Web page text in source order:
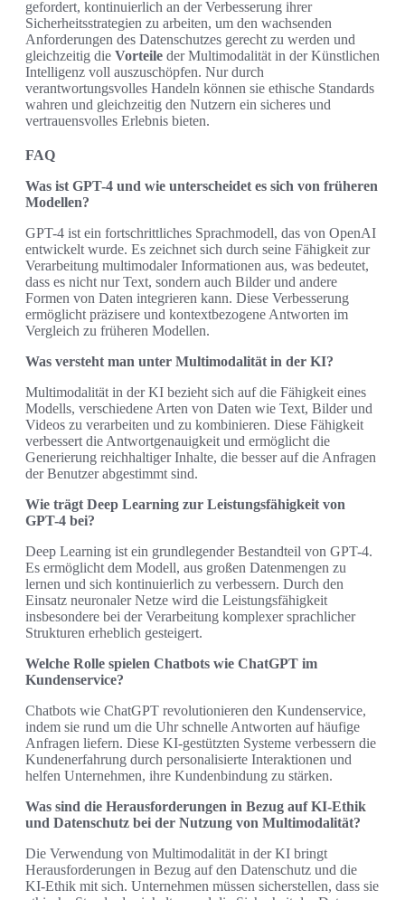
gefordert, kontinuierlich an der Verbesserung ihrer
Sicherheitsstrategien zu arbeiten, um den wachsenden
Anforderungen des Datenschutzes gerecht zu werden und
gleichzeitig die Vorteile der Multimodalität in der Künstlichen
Intelligenz voll auszuschöpfen. Nur durch
verantwortungsvolles Handeln können sie ethische Standards
wahren und gleichzeitig den Nutzern ein sicheres und
vertrauensvolles Erlebnis bieten.
FAQ
Was ist GPT-4 und wie unterscheidet es sich von früheren
Modellen?
GPT-4 ist ein fortschrittliches Sprachmodell, das von OpenAI
entwickelt wurde. Es zeichnet sich durch seine Fähigkeit zur
Verarbeitung multimodaler Informationen aus, was bedeutet,
dass es nicht nur Text, sondern auch Bilder und andere
Formen von Daten integrieren kann. Diese Verbesserung
ermöglicht präzisere und kontextbezogene Antworten im
Vergleich zu früheren Modellen.
Was versteht man unter Multimodalität in der KI?
Multimodalität in der KI bezieht sich auf die Fähigkeit eines
Modells, verschiedene Arten von Daten wie Text, Bilder und
Videos zu verarbeiten und zu kombinieren. Diese Fähigkeit
verbessert die Antwortgenauigkeit und ermöglicht die
Generierung reichhaltiger Inhalte, die besser auf die Anfragen
der Benutzer abgestimmt sind.
Wie trägt Deep Learning zur Leistungsfähigkeit von
GPT-4 bei?
Deep Learning ist ein grundlegender Bestandteil von GPT-4.
Es ermöglicht dem Modell, aus großen Datenmengen zu
lernen und sich kontinuierlich zu verbessern. Durch den
Einsatz neuronaler Netze wird die Leistungsfähigkeit
insbesondere bei der Verarbeitung komplexer sprachlicher
Strukturen erheblich gesteigert.
Welche Rolle spielen Chatbots wie ChatGPT im
Kundenservice?
Chatbots wie ChatGPT revolutionieren den Kundenservice,
indem sie rund um die Uhr schnelle Antworten auf häufige
Anfragen liefern. Diese KI-gestützten Systeme verbessern die
Kundenerfahrung durch personalisierte Interaktionen und
helfen Unternehmen, ihre Kundenbindung zu stärken.
Was sind die Herausforderungen in Bezug auf KI-Ethik
und Datenschutz bei der Nutzung von Multimodalität?
Die Verwendung von Multimodalität in der KI bringt
Herausforderungen in Bezug auf den Datenschutz und die
KI-Ethik mit sich. Unternehmen müssen sicherstellen, dass sie